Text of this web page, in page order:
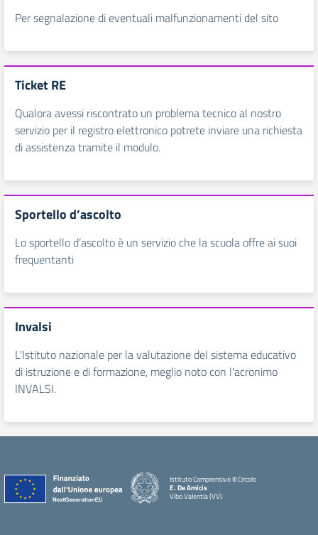
Per segnalazione di eventuali malfunzionamenti del sito
Ticket RE
Qualora avessi riscontrato un problema tecnico al nostro
servizio per il registro elettronico potrete inviare una richiesta
di assistenza tramite il modulo.
Sportello d’ascolto
Lo sportello d’ascolto è un servizio che la scuola offre ai suoi
frequentanti
Invalsi
L'Istituto nazionale per la valutazione del sistema educativo
di istruzione e di formazione, meglio noto con l'acronimo
INVALSI.
Istituto Comprensivo III Circolo
E. De Amicis
Vibo Valentia (VV)